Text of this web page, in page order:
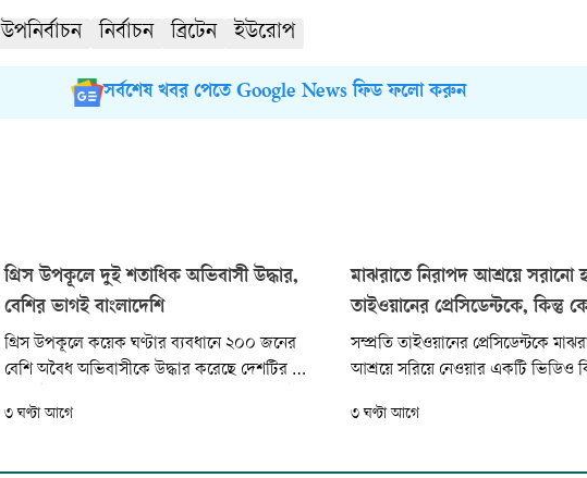
উপনির্বাচন নির্বাচন ব্রিটেন ইউরোপ
সর্বশেষ খবর পেতে Google News ফিড ফলো করুন
গ্রিস উপকূলে দুই শতাধিক অভিবাসী উদ্ধার,
বেশির ভাগই বাংলাদেশি
গ্রিস উপকূলে কয়েক ঘণ্টার ব্যবধানে ২০০ জনের
বেশি অবৈধ অভিবাসীকে উদ্ধার করেছে দেশটির কোস্ট
বাংলাদেশ ও সুদানের নাগরিক। এ ছাড়া মিসরের
৩ ঘণ্টা আগে
মাঝরাতে নিরাপদ আশ্রয়ে সরানো
তাইওয়ানের প্রেসিডেন্টকে, কিন্তু
সম্প্রতি তাইওয়ানের প্রেসিডেন্টকে
আশ্রয়ে সরিয়ে নেওয়ার একটি ভিডিও
হয়তো মনে হয়েছে, প্রেসিডেন্ট কোনো
৩ ঘণ্টা আগে